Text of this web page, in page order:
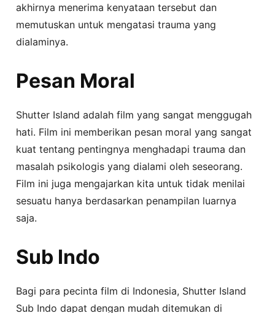
akhirnya menerima kenyataan tersebut dan
memutuskan untuk mengatasi trauma yang
dialaminya.
Pesan Moral
Shutter Island adalah film yang sangat menggugah
hati. Film ini memberikan pesan moral yang sangat
kuat tentang pentingnya menghadapi trauma dan
masalah psikologis yang dialami oleh seseorang.
Film ini juga mengajarkan kita untuk tidak menilai
sesuatu hanya berdasarkan penampilan luarnya
saja.
Sub Indo
Bagi para pecinta film di Indonesia, Shutter Island
Sub Indo dapat dengan mudah ditemukan di